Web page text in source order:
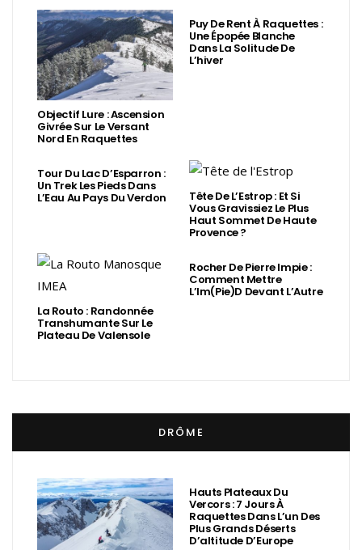
Objectif Lure : Ascension
Givrée Sur Le Versant
Nord En Raquettes
Puy De Rent À Raquettes :
Une Épopée Blanche
Dans La Solitude De
L’hiver
Tour Du Lac D’Esparron :
Un Trek Les Pieds Dans
L’Eau Au Pays Du Verdon Tête De L’Estrop : Et Si
Vous Gravissiez Le Plus
Haut Sommet De Haute
Provence ?
La Routo : Randonnée
Transhumante Sur Le
Plateau De Valensole
Rocher De Pierre Impie :
Comment Mettre
L’Im(Pie)d Devant L’Autre
DRÔME
Hauts Plateaux Du
Vercors : 7 Jours À
Raquettes Dans L’un Des
Plus Grands Déserts
D’altitude D’Europe